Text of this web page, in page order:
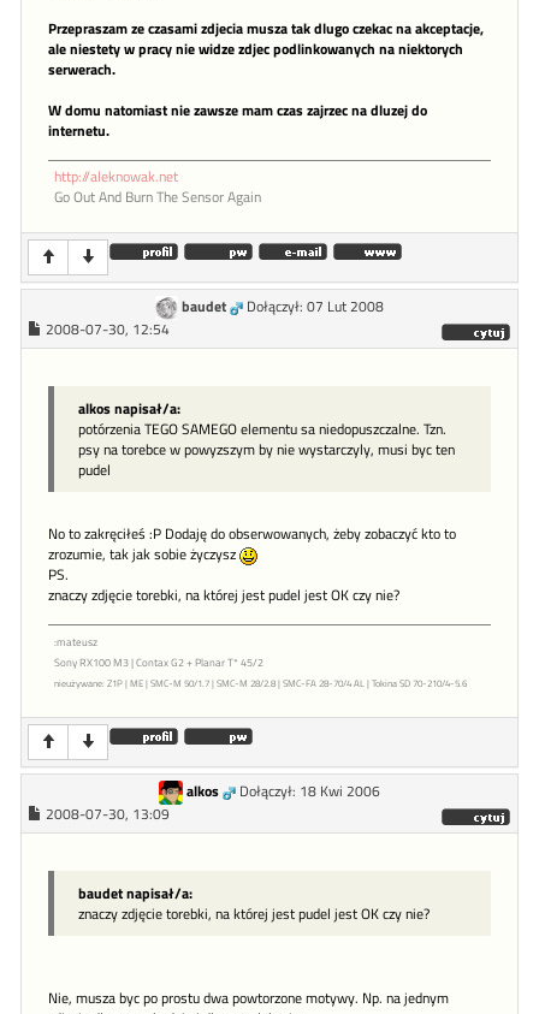
Przepraszam ze czasami zdjecia musza tak dlugo czekac na akceptacje,
ale niestety w pracy nie widze zdjec podlinkowanych na niektorych
serwerach.
W domu natomiast nie zawsze mam czas zajrzec na dluzej do
internetu.
http://aleknowak.net
Go Out And Burn The Sensor Again
baudet
Dołączył: 07 Lut 2008
2008-07-30, 12:54
alkos napisał/a:
potórzenia TEGO SAMEGO elementu sa niedopuszczalne. Tzn.
psy na torebce w powyzszym by nie wystarczyly, musi byc ten
pudel
No to zakręciłeś :P Dodaję do obserwowanych, żeby zobaczyć kto to
zrozumie, tak jak sobie życzysz
PS.
znaczy zdjęcie torebki, na której jest pudel jest OK czy nie?
:mateusz
Sony RX100 M3 | Contax G2 + Planar T* 45/2
nieużywane: Z1P | ME | SMC-M 50/1.7 | SMC-M 28/2.8 | SMC-FA 28-70/4 AL | Tokina SD 70-210/4-5.6
alkos
Dołączył: 18 Kwi 2006
2008-07-30, 13:09
baudet napisał/a:
znaczy zdjęcie torebki, na której jest pudel jest OK czy nie?
Nie, musza byc po prostu dwa powtorzone motywy. Np. na jednym